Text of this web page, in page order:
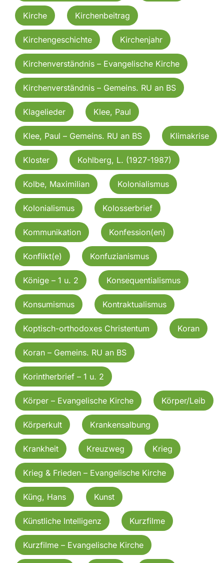
Kirche Kirchenbeitrag
Kirchengeschichte Kirchenjahr
Kirchenverständnis – Evangelische Kirche
Kirchenverständnis – Gemeins. RU an BS
Klagelieder Klee, Paul
Klee, Paul – Gemeins. RU an BS Klimakrise
Kloster Kohlberg, L. (1927-1987)
Kolbe, Maximilian Kolonialismus
Kolonialismus Kolosserbrief
Kommunikation Konfession(en)
Konflikt(e) Konfuzianismus
Könige – 1 u. 2 Konsequentialismus
Konsumismus Kontraktualismus
Koptisch-orthodoxes Christentum Koran
Koran – Gemeins. RU an BS
Korintherbrief – 1 u. 2
Körper – Evangelische Kirche Körper/Leib
Körperkult Krankensalbung
Krankheit Kreuzweg Krieg
Krieg & Frieden – Evangelische Kirche
Küng, Hans Kunst
Künstliche Intelligenz Kurzfilme
Kurzfilme – Evangelische Kirche